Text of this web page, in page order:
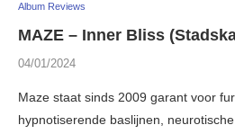
Album Reviews
MAZE – Inner Bliss
04/01/2024
Maze staat sinds 2009 garant voor
hypnotiserende baslijnen,